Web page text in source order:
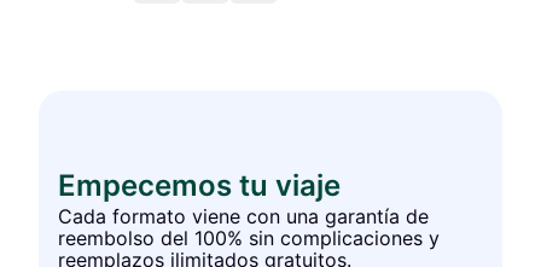
Empecemos tu viaje
Cada formato viene con una garantía de
reembolso del 100% sin complicaciones y
reemplazos ilimitados gratuitos.